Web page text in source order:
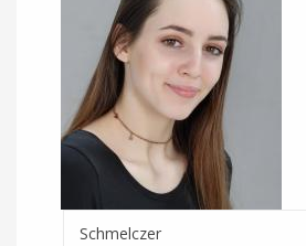
Schmelczer